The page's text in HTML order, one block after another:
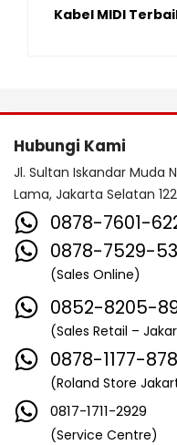
Kabel MIDI
Hubungi Kami
Jl. Sultan Iskandar Muda
Lama, Jakarta Selatan
0878-7601-
0878-7529-
(Sales Online)
0852-8205-
(Sales Retail –
0878-1177-
(Roland Store
0817-1711-2929
(Service Centre)